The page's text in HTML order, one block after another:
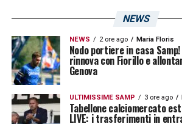
centro sportivo di Temù
29′ Sabiri cerca la doppietta –
Depaoli sulla corsia destra e
conclusione dell’ex Ascoli:
deviazione di un difensore
NEWS
NEWS 2 ore ago Maria Floris
Nodo portiere in casa
rinnova con Fiorillo e
Genova
ULTIMISSIME SAMP 3 ore ago
Tabellone calciomercato
LIVE: i trasferimenti in